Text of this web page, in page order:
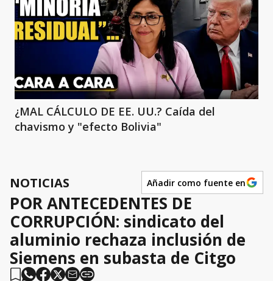
¿MAL CÁLCULO DE EE. UU.? Caída del
chavismo y "efecto Bolivia"
NOTICIAS Añadir como fuente en
POR ANTECEDENTES DE
CORRUPCIÓN: sindicato del
aluminio rechaza inclusión de
Siemens en subasta de Citgo